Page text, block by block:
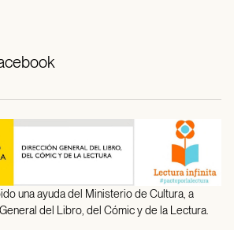
una ayuda del Ministerio de Cultura, a
del Libro, del Cómic y de la Lectura.